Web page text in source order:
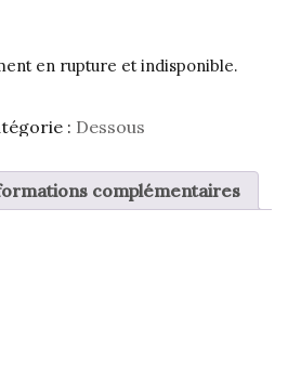
en rupture et indisponible.
: Dessous
complémentaires